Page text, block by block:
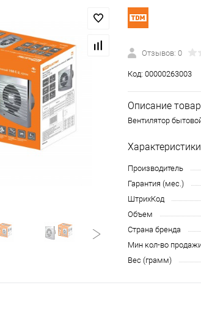
Отзывов: 0
Код: 00000263003
Описание
Вентилятор
Производитель
Гарантия (мес.)
ШтрихКод
Объем
Страна бренда
Мин кол-во
Вес (грамм)